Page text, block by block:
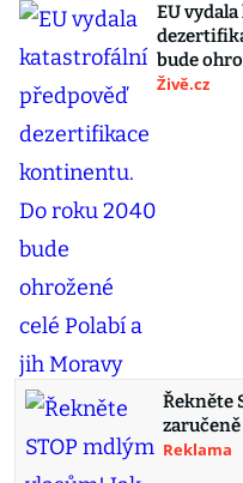
EU
bude
Živě.cz
Řekněte
Reklama